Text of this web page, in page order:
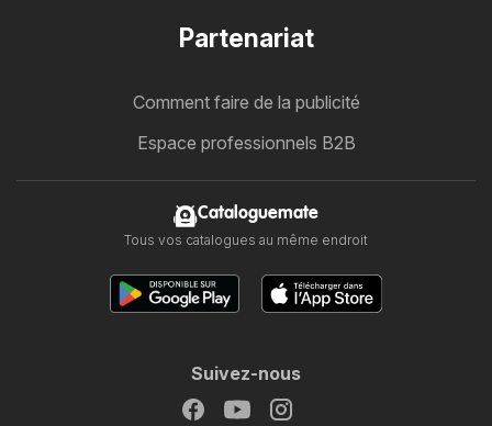
Partenariat
Comment faire de la publicité
Espace professionnels B2B
Cataloguemate
Tous vos catalogues au même endroit
Suivez-nous